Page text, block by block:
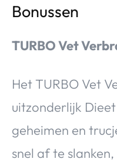
Bonussen
TURBO Vet
Het TURBO Vet
uitzonderlijk
geheimen en
snel af te